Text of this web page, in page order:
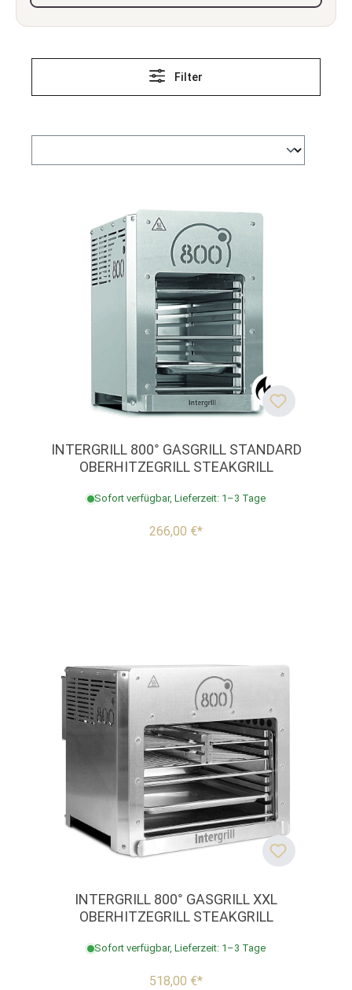
Filter
INTERGRILL 800° GASGRILL STANDARD
OBERHITZEGRILL STEAKGRILL
Sofort verfügbar, Lieferzeit: 1–3 Tage
266,00 €*
INTERGRILL 800° GASGRILL XXL
OBERHITZEGRILL STEAKGRILL
Sofort verfügbar, Lieferzeit: 1–3 Tage
518,00 €*